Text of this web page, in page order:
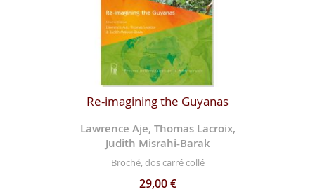
Re-imagining the Guyanas
Lawrence Aje, Thomas Lacroix,
Judith Misrahi-Barak
Broché, dos carré collé
29,00 €